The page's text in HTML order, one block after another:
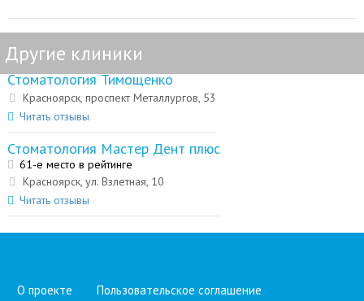
Другие клиники
Стоматология Тимощенко
Красноярск, проспект Металлургов, 53
Читать отзывы
Стоматология Мастер Дент плюс
61-е место в рейтинге
Красноярск, ул. Взлетная, 10
Читать отзывы
О проекте Пользовательское соглашение